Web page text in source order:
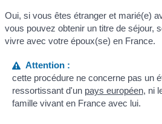
Oui, si vous êtes étranger et marié(e)
vous pouvez obtenir un titre de séjour,
vivre avec votre époux(se) en France.
Attention :
cette procédure ne concerne pas un
ressortissant d'un pays européen, ni
famille vivant en France avec lui.